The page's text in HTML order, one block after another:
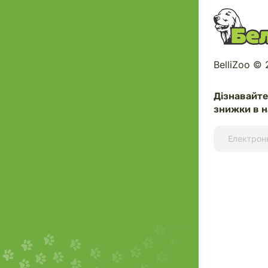
знижки в
BelliZoo ©